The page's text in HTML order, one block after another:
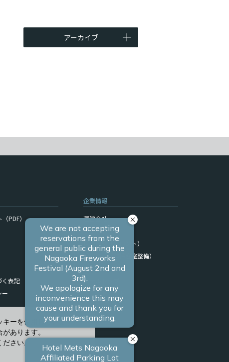
アーカイブ
PDF）
く表記
ー
企業情報
運営会社
サイトマップ
採用情報（フロント）
採用情報（清掃客室整備）
関連リンク
ホテルトップ
ブランドサイト
キーを使用しています。
あります。
さい。